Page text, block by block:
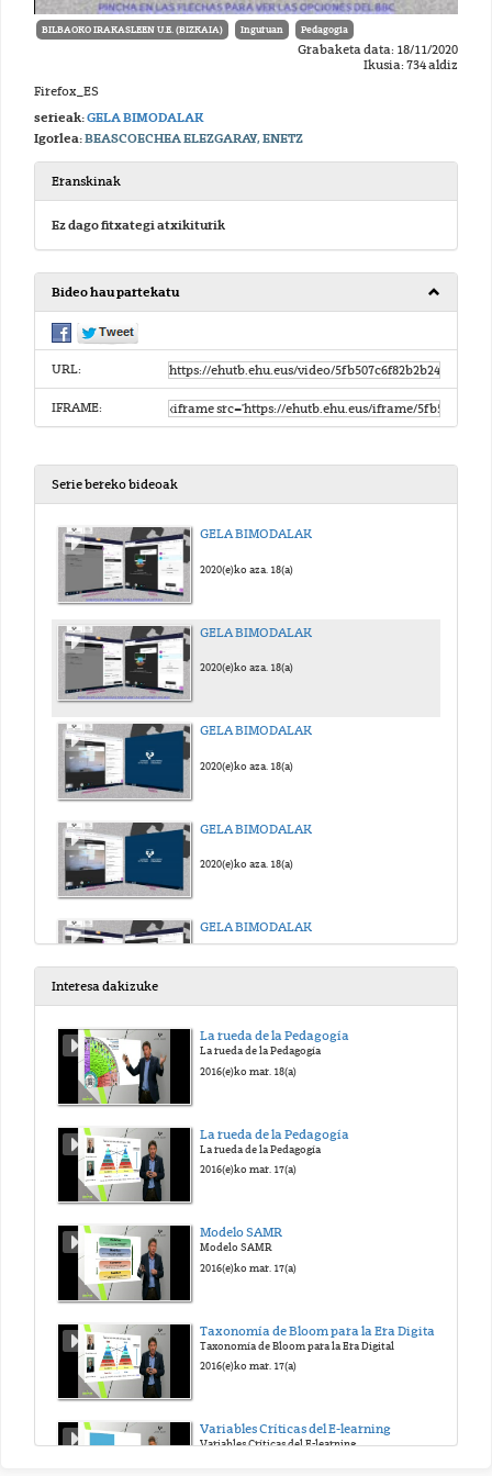
BILBAOKO IRAKASLEEN U.E. (BIZKAIA) Inguruan Pedagogia
Grabaketa data: 18/11/2020
Ikusia: 734 aldiz
Firefox_ES
serieak:GELA BIMODALAK
Igorlea:BEASCOECHEA ELEZGARAY, ENETZ
Eranskinak
Ez dago fitxategi atxikiturik
Bideo hau partekatu
URL:
IFRAME:
Serie bereko bideoak
GELA BIMODALAK
2020(e)ko aza. 18(a)
GELA BIMODALAK
2020(e)ko aza. 18(a)
GELA BIMODALAK
2020(e)ko aza. 18(a)
GELA BIMODALAK
2020(e)ko aza. 18(a)
GELA BIMODALAK
Interesa dakizuke
La rueda de la Pedagogía
La rueda de la Pedagogía
2016(e)ko mar. 18(a)
La rueda de la Pedagogía
La rueda de la Pedagogía
2016(e)ko mar. 17(a)
Modelo SAMR
Modelo SAMR
2016(e)ko mar. 17(a)
Taxonomía de Bloom para la Era Digital
Taxonomía de Bloom para la Era Digital
2016(e)ko mar. 17(a)
Variables Críticas del E-learning
Variables Críticas del E-learning